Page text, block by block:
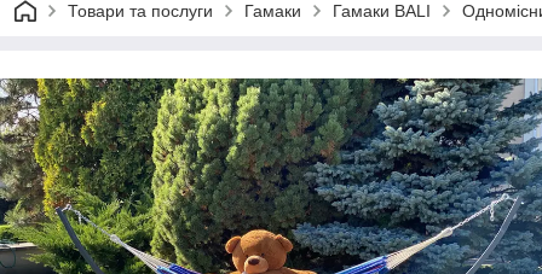
Товари та послуги Гамаки Гамаки BALI